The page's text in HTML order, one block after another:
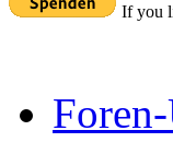
If you